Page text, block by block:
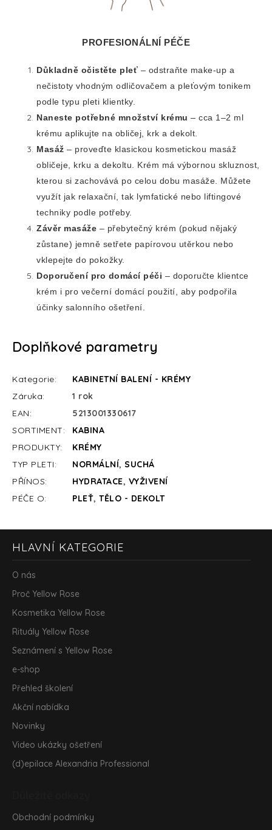
PROFESIONÁLNÍ PÉČE
Důkladně očistěte pleť – odstraňte make-up a
nečistoty vhodným odličovačem a pleťovým tonikem
podle typu pleti klientky.
Naneste potřebné množství krému – cca 1–2 ml
krému aplikujte na obličej, krk a dekolt.
Masáž – proveďte klasickou kosmetickou masáž
obličeje, krku a dekoltu. Krém má výbornou skluznost,
kterou si zachovává po celou dobu masáže. Můžete
využít jak relaxační, tak lymfatické nebo liftingové
techniky podle potřeby.
Závěr masáže – přebytečný krém (pokud nějaký
zůstane) jemně setřete papírovou utěrkou nebo
vklepejte do pokožky.
Doporučení pro domácí péči – doporučte klientce
krém i pro večerní domácí použití, aby podpořila
účinky salonního ošetření.
Doplňkové parametry
Kategorie:
KABINETNÍ BALENÍ - KRÉMY
Záruka:
1 rok
EAN:
5213001330617
SORTIMENT:
KABINA
PRODUKTY:
KRÉMY
TYP PLETI: NORMÁLNÍ, SUCHÁ
PŘÍNOS: HYDRATACE, VYŽIVENÍ
PÉČE O: PLEŤ, TĚLO - DEKOLT
HLAVNÍ KATEGORIE
O nás
Proč Yellow Rose
Kosmetika Yellow Rose
Rituály Yellow Rose
Seznámení s Yellow Rose
e-shop
Přehled školení
Akční nabídka
Novinky
Video ukázky ošetření
(d)epilace Alexandria Professional
Obchodní podmínky